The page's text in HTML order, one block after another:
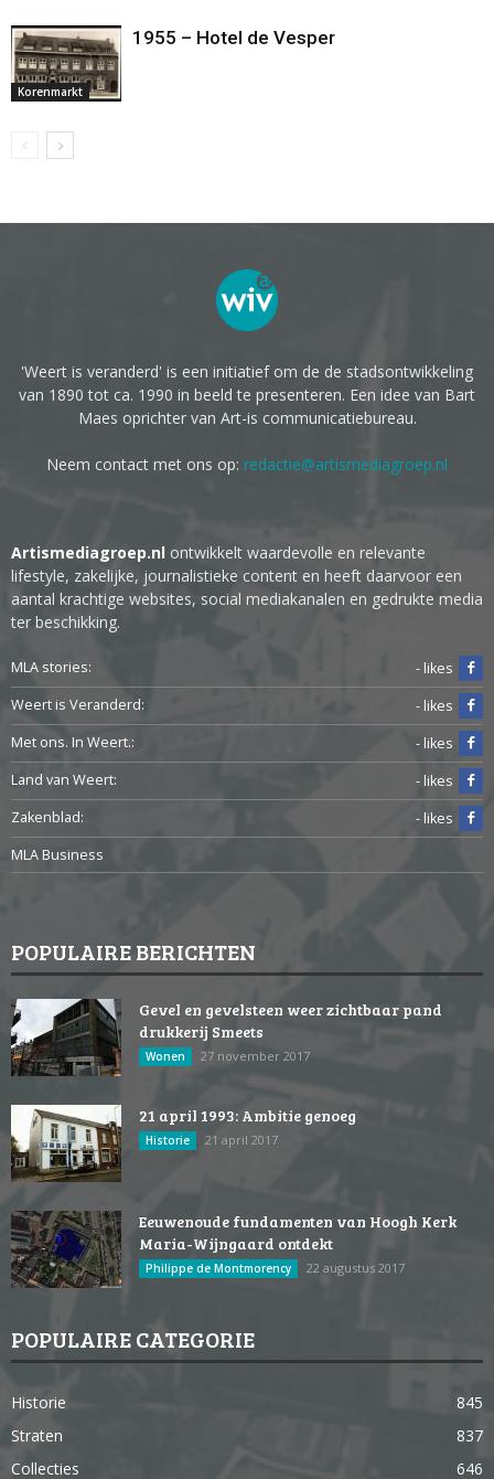
Korenmarkt
1955 – Hotel de Vesper
'Weert is veranderd' is een initiatief om de de stadsontwikkeling
van 1890 tot ca. 1990 in beeld te presenteren. Een idee van Bart
Maes oprichter van Art-is communicatiebureau.
Neem contact met ons op: redactie@artismediagroep.nl
Artismediagroep.nl ontwikkelt waardevolle en relevante
lifestyle, zakelijke, journalistieke content en heeft daarvoor een
aantal krachtige websites, social mediakanalen en gedrukte media
ter beschikking.
MLA stories:
- likes
Weert is Veranderd:
- likes
Met ons. In Weert.:
- likes
Land van Weert:
- likes
Zakenblad:
- likes
MLA Business
POPULAIRE BERICHTEN
Gevel en gevelsteen weer zichtbaar pand
drukkerij Smeets
Wonen 27 november 2017
21 april 1993: Ambitie genoeg
Historie 21 april 2017
Eeuwenoude fundamenten van Hoogh Kerk
Maria-Wijngaard ontdekt
Philippe de Montmorency 22 augustus 2017
POPULAIRE CATEGORIE
Historie
845
Straten
837
Collecties
646